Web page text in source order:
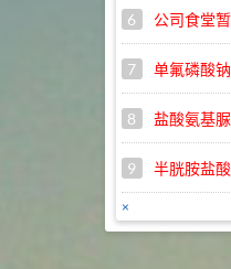
6 公司食堂
7 单氟磷酸
8 盐酸氨基
9 半胱胺盐
10 苯扎溴铵
×